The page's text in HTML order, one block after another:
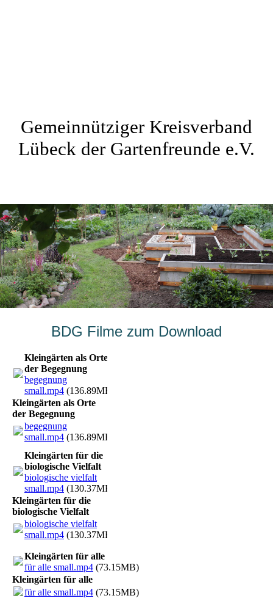
Gemeinnütziger Kreisverband
Lübeck der Gartenfreunde e.V.
BDG Filme zum Download
Kleingärten als Orte
der Begegnung
begegnung
small.mp4 (136.89MB)
Kleingärten als Orte
der Begegnung
begegnung
small.mp4 (136.89MB)
Kleingärten für die
biologische Vielfalt
biologische vielfalt
small.mp4 (130.37MB)
Kleingärten für die
biologische Vielfalt
biologische vielfalt
small.mp4 (130.37MB)
Kleingärten für alle
für alle small.mp4 (73.15MB)
Kleingärten für alle
für alle small.mp4 (73.15MB)